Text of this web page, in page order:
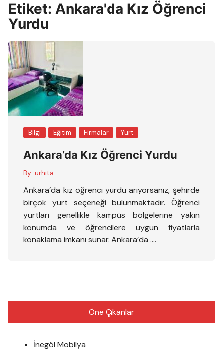
Etiket:Ankara'da Kız Öğrenci
Yurdu
Bilgi Eğitim Firmalar Yurt
Ankara’da Kız Öğrenci Yurdu
By: urhita
Ankara’da kız öğrenci yurdu arıyorsanız, şehirde
birçok yurt seçeneği bulunmaktadır. Öğrenci
yurtları genellikle kampüs bölgelerine yakın
konumda ve öğrencilere uygun fiyatlarla
konaklama imkanı sunar. Ankara’da ….
Öne Çıkanlar
İnegöl Mobilya